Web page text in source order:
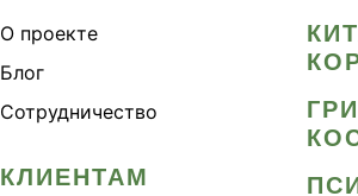
О проекте
Блог
Сотрудничество
КЛИЕНТАМ